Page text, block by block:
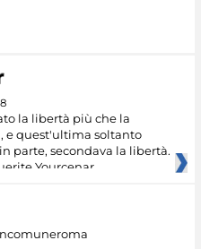
la libertà più che la
e quest'ultima soltanto
parte, secondava la libertà.
Yourcenar